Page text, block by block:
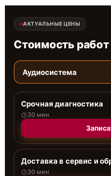
АКТУАЛЬНЫЕ ЦЕНЫ
Стоимость работ
Аудиосистема
Срочная диагностика
30 мин
Доставка в сервис и
30 мин